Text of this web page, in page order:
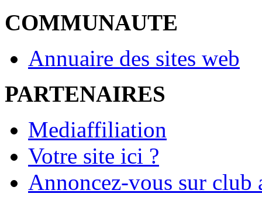
COMMUNAUTE
Annuaire des sites web
PARTENAIRES
Mediaffiliation
Votre site ici ?
Annoncez-vous sur